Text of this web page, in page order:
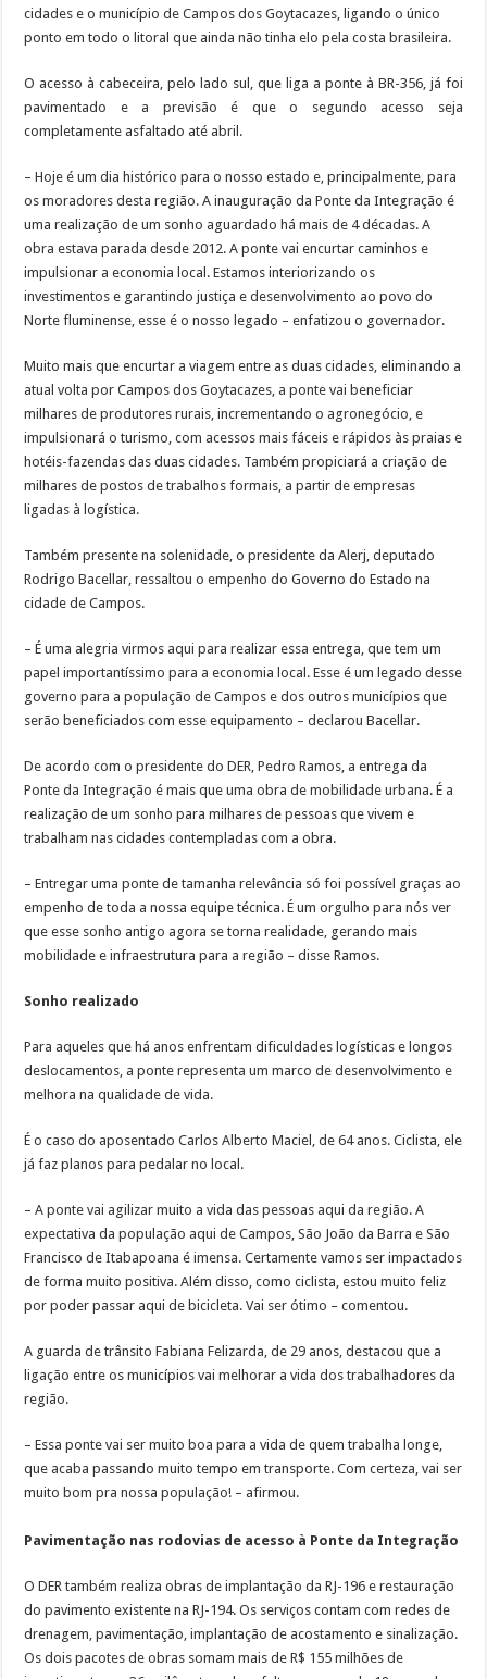
cidades e o município de Campos dos Goytacazes, ligando o único
ponto em todo o litoral que ainda não tinha elo pela costa brasileira.
O acesso à cabeceira, pelo lado sul, que liga a ponte à BR-356, já foi
pavimentado e a previsão é que o segundo acesso seja
completamente asfaltado até abril.
– Hoje é um dia histórico para o nosso estado e, principalmente, para
os moradores desta região. A inauguração da Ponte da Integração é
uma realização de um sonho aguardado há mais de 4 décadas. A
obra estava parada desde 2012. A ponte vai encurtar caminhos e
impulsionar a economia local. Estamos interiorizando os
investimentos e garantindo justiça e desenvolvimento ao povo do
Norte fluminense, esse é o nosso legado – enfatizou o governador.
Muito mais que encurtar a viagem entre as duas cidades, eliminando a
atual volta por Campos dos Goytacazes, a ponte vai beneficiar
milhares de produtores rurais, incrementando o agronegócio, e
impulsionará o turismo, com acessos mais fáceis e rápidos às praias e
hotéis-fazendas das duas cidades. Também propiciará a criação de
milhares de postos de trabalhos formais, a partir de empresas
ligadas à logística.
Também presente na solenidade, o presidente da Alerj, deputado
Rodrigo Bacellar, ressaltou o empenho do Governo do Estado na
cidade de Campos.
– É uma alegria virmos aqui para realizar essa entrega, que tem um
papel importantíssimo para a economia local. Esse é um legado desse
governo para a população de Campos e dos outros municípios que
serão beneficiados com esse equipamento – declarou Bacellar.
De acordo com o presidente do DER, Pedro Ramos, a entrega da
Ponte da Integração é mais que uma obra de mobilidade urbana. É a
realização de um sonho para milhares de pessoas que vivem e
trabalham nas cidades contempladas com a obra.
– Entregar uma ponte de tamanha relevância só foi possível graças ao
empenho de toda a nossa equipe técnica. É um orgulho para nós ver
que esse sonho antigo agora se torna realidade, gerando mais
mobilidade e infraestrutura para a região – disse Ramos.
Sonho realizado
Para aqueles que há anos enfrentam dificuldades logísticas e longos
deslocamentos, a ponte representa um marco de desenvolvimento e
melhora na qualidade de vida.
É o caso do aposentado Carlos Alberto Maciel, de 64 anos. Ciclista, ele
já faz planos para pedalar no local.
– A ponte vai agilizar muito a vida das pessoas aqui da região. A
expectativa da população aqui de Campos, São João da Barra e São
Francisco de Itabapoana é imensa. Certamente vamos ser impactados
de forma muito positiva. Além disso, como ciclista, estou muito feliz
por poder passar aqui de bicicleta. Vai ser ótimo – comentou.
A guarda de trânsito Fabiana Felizarda, de 29 anos, destacou que a
ligação entre os municípios vai melhorar a vida dos trabalhadores da
região.
– Essa ponte vai ser muito boa para a vida de quem trabalha longe,
que acaba passando muito tempo em transporte. Com certeza, vai ser
muito bom pra nossa população! – afirmou.
Pavimentação nas rodovias de acesso à Ponte da Integração
O DER também realiza obras de implantação da RJ-196 e restauração
do pavimento existente na RJ-194. Os serviços contam com redes de
drenagem, pavimentação, implantação de acostamento e sinalização.
Os dois pacotes de obras somam mais de R$ 155 milhões de